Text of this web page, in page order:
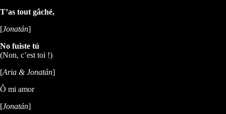
T’as tout gâché,
[Jonatán]
No fuiste tú
(Non, c’est toi !)
[Aria & Jonatán]
Ô mi amor
[Jonatán]